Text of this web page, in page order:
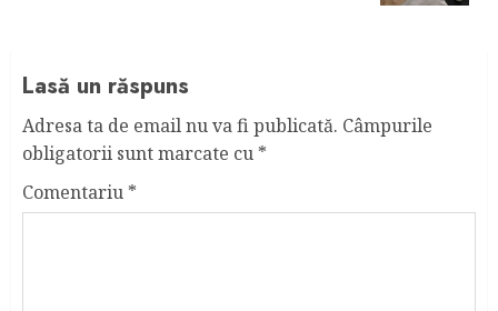
Lasă un răspuns
Adresa ta de email nu va fi publicată. Câmpurile
obligatorii sunt marcate cu *
Comentariu *